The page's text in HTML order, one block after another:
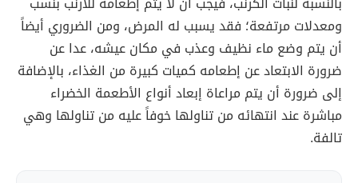
ومعدلات مرتفعة؛ فقد يسبب له المرض، ومن الضروري أيضاً
أن يتم وضع ماء نظيف وعذب في مكان عيشه، عدا عن
ضرورة الابتعاد عن إطعامه كميات كبيرة من الغذاء، بالإضافة
إلى ضرورة أن يتم مراعاة إبعاد أنواع الأطعمة الخضراء
مباشرة عند انتهائه من تناولها خوفاً عليه من تناولها وهي
تالفة.